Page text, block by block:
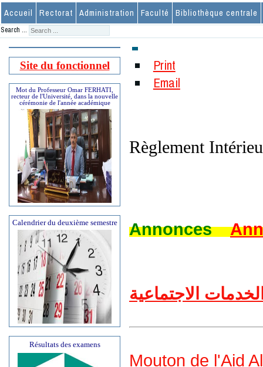
Accueil Rectorat Administration Faculté Bibliothèque centrale
Search ...
Site du fonctionnel
Mot du Professeur Omar FERHATI,
recteur de l'Université, dans la nouvelle
cérémonie de l'année académique
Calendrier du deuxième semestre
Résultats des examens
Print
Email
Règlement
Annonces
الاجتماعية
Mouton de l'Aid